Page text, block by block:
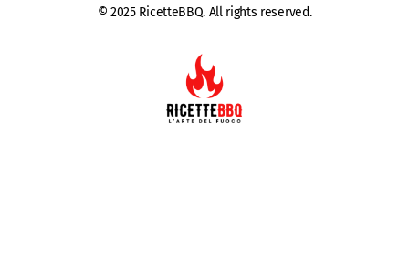
© 2025 RicetteBBQ. All rights reserved.